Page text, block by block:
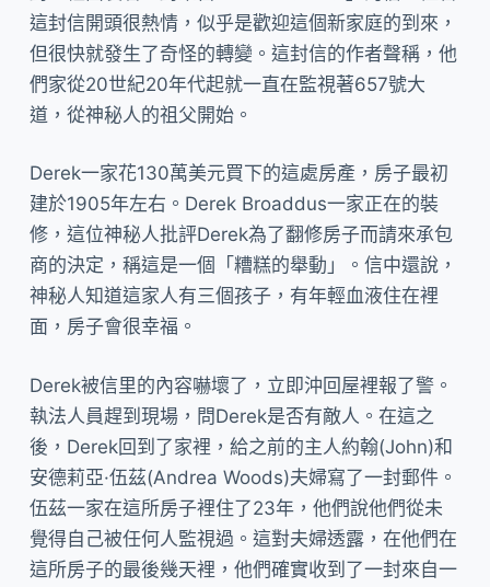
這封信開頭很熱情，似乎是歡迎這個新家庭的到來，
但很快就發生了奇怪的轉變。這封信的作者聲稱，他
們家從20世紀20年代起就一直在監視著657號大
道，從神秘人的祖父開始。
Derek一家花130萬美元買下的這處房產，房子最初
建於1905年左右。Derek Broaddus一家正在的裝
修，這位神秘人批評Derek為了翻修房子而請來承包
商的決定，稱這是一個「糟糕的舉動」。信中還說，
神秘人知道這家人有三個孩子，有年輕血液住在裡
面，房子會很幸福。
Derek被信里的內容嚇壞了，立即沖回屋裡報了警。
執法人員趕到現場，問Derek是否有敵人。在這之
後，Derek回到了家裡，給之前的主人約翰(John)和
安德莉亞·伍茲(Andrea Woods)夫婦寫了一封郵件。
伍茲一家在這所房子裡住了23年，他們說他們從未
覺得自己被任何人監視過。這對夫婦透露，在他們在
這所房子的最後幾天裡，他們確實收到了一封來自一